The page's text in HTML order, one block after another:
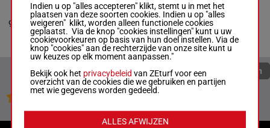
9
SPARKLING JUBILEE
D Schwarz-M/M de
Kock
Box: 9 -M/6 -55.5 kg
7p 6p (24) 7p 8p 1p 2p
M/6 55.5
kg
7p 6p
(24) 7p
8p 1p 2p
9
Quoteringen verversen
Jouw favoriete paarden
Indien u op "alles accepteren" klikt, stemt u in met het
plaatsen van deze soorten cookies. Indien u op "alles
weigeren" klikt, worden alleen functionele cookies
geplaatst. Via de knop "cookies instellingen" kunt u uw
cookievoorkeuren op basis van hun doel instellen. Via de
knop "cookies" aan de rechterzijde van onze site kunt u
uw keuzes op elk moment aanpassen."
Bekijk ook het privacybeleid van ZEturf voor een
overzicht van de cookies die we gebruiken en partijen
met wie gegevens worden gedeeld.
ALLES AFWIJZEN